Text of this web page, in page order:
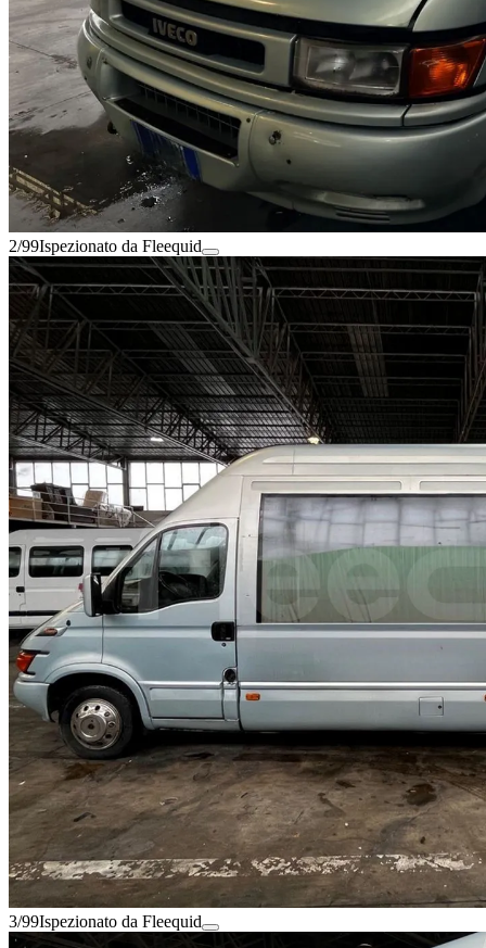
2/99Ispezionato da Fleequid
3/99Ispezionato da Fleequid